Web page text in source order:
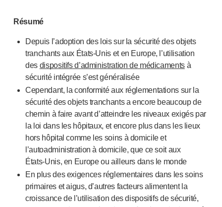
Santé pelvienne
Amielle ®Care
Amielle
®Comfort
Rapport™
Soins oculaires
AutoDrop
Neuropathie
Neuropen
Monofilaments Neuropen
Neurotips
Dispositifs d’auto-injection
Aidaptus autoinjecteur
EcoSafe®seringue de sécurité
Autoinjecteur réutilisable EcoSafe®companion
Résumé
Depuis l’adoption des lois sur la sécurité des objets
tranchants aux États-Unis et en Europe, l’utilisation
des dispositifs d’administration de médicamentsà
sécurité intégrée s’est généralisée
Cependant, la conformité aux réglementations sur la
sécurité des objets tranchants a encore beaucoup de
chemin à faire avant d’atteindre les niveaux exigés par
la loi dans les hôpitaux, et encore plus dans les lieux
hors hôpital comme les soins à domicile et
l’autoadministration à domicile, que ce soit aux
États-Unis, en Europe ou ailleurs dans le monde
En plus des exigences réglementaires dans les soins
primaires et aigus, d’autres facteurs alimentent la
croissance de l’utilisation des dispositifs de sécurité,